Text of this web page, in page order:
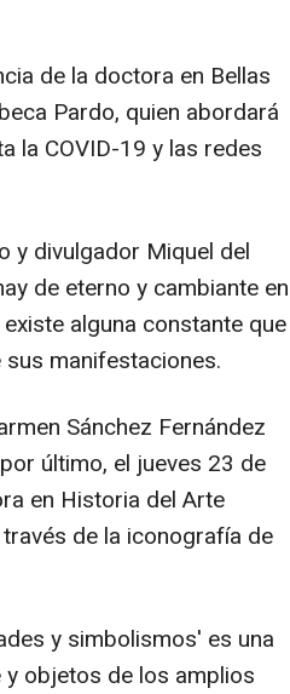
de la doctora en Bellas
Pardo, quien abordará
la COVID-19 y las redes
y divulgador Miquel del
de eterno y cambiante en
alguna constante que
manifestaciones.
Sánchez Fernández
último, el jueves 23 de
en Historia del Arte
de la iconografía de
y simbolismos' es una
objetos de los amplios